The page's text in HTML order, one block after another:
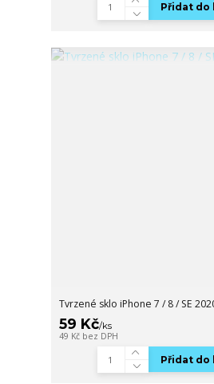
Přidat do
Tvrzené sklo iPhone 7 / 8 / SE
59 Kč/ks
49 Kč bez DPH
Přidat do